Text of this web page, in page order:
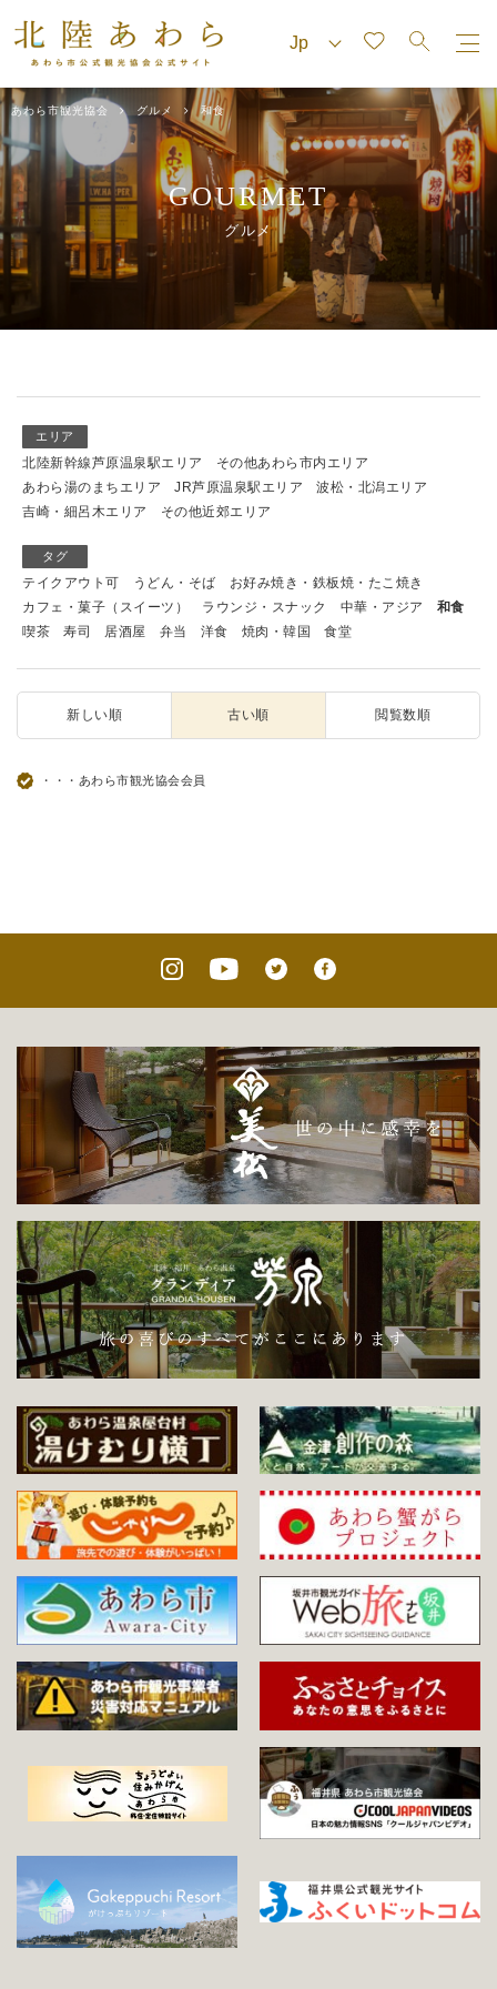
あわら市観光協会 グルメ 和食
GOURMET
グルメ
エリア
北陸新幹線芦原温泉駅エリア
その他あわら市内エリア
あわら湯のまちエリア
JR芦原温泉駅エリア
波松・北潟エリア
吉崎・細呂木エリア
その他近郊エリア
タグ
テイクアウト可 うどん・そば
お好み焼き・鉄板焼・たこ焼き
カフェ・菓子（スイーツ）
ラウンジ・スナック 中華・アジア
和食
喫茶
寿司 居酒屋 弁当 洋食 焼肉・韓国 食堂
新しい順 古い順 閲覧数順
・・・あわら市観光協会会員